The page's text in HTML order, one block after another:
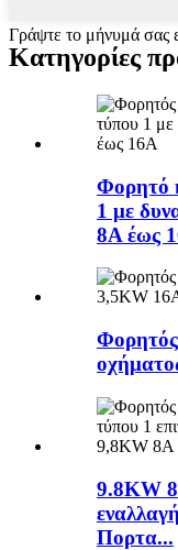
Γράψτε το μήνυμά σας
Κατηγορίες
Φορητό
1 με
8A έως
Φορητός
9.8KW
Πορτα...